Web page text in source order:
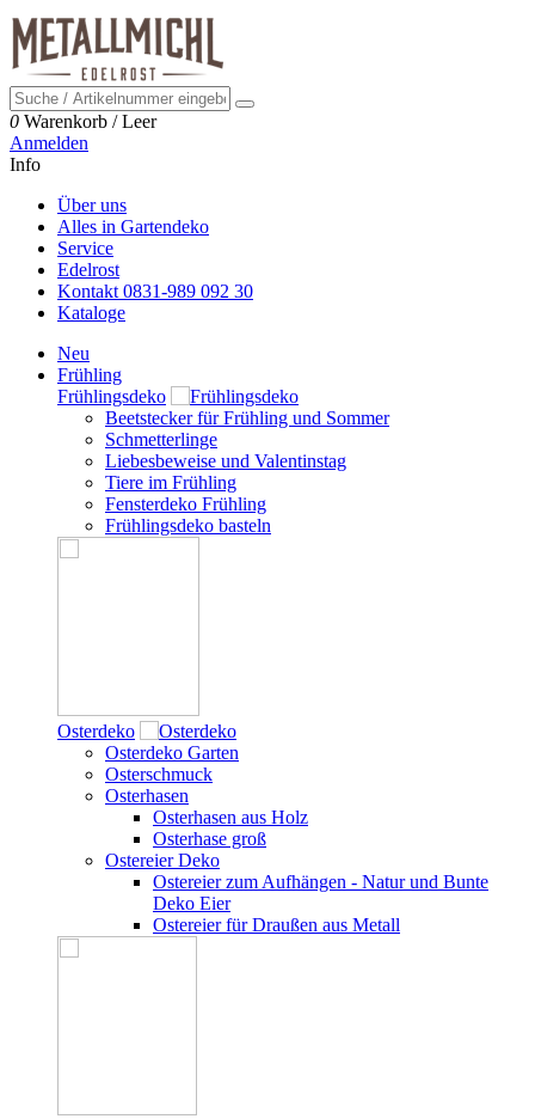
0 Warenkorb /Leer
Anmelden
Info
Über uns
Alles in Gartendeko
Service
Edelrost
Kontakt 0831-989 092 30
Kataloge
Neu
Frühling
Frühlingsdeko
Beetstecker für Frühling und Sommer
Schmetterlinge
Liebesbeweise und Valentinstag
Tiere im Frühling
Fensterdeko Frühling
Frühlingsdeko basteln
Osterdeko
Osterdeko Garten
Osterschmuck
Osterhasen
Osterhasen aus Holz
Osterhase groß
Ostereier Deko
Ostereier zum Aufhängen - Natur und Bunte
Deko Eier
Ostereier für Draußen aus Metall